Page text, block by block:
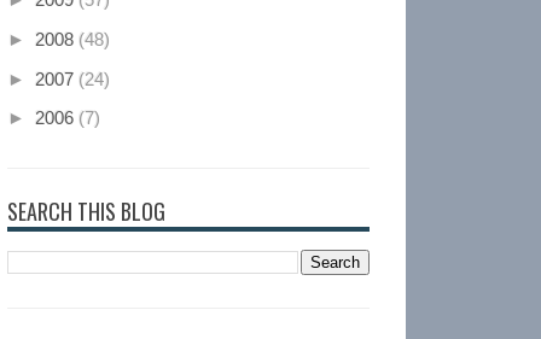
► 2008 (48)
► 2007 (24)
► 2006 (7)
SEARCH THIS BLOG